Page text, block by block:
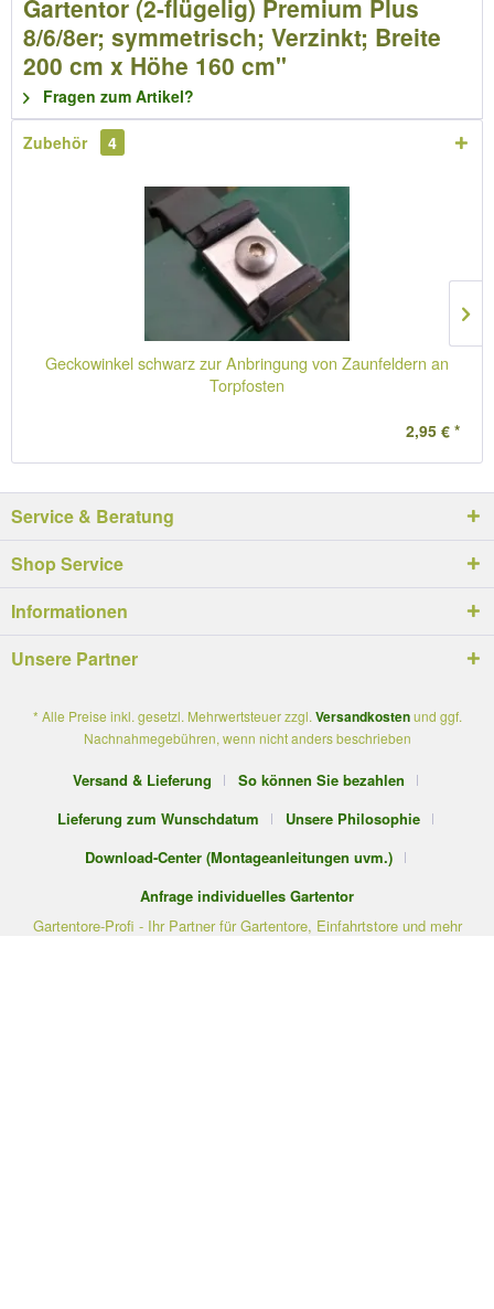
Gartentor (2-flügelig) Premium Plus
8/6/8er; symmetrisch; Verzinkt; Breite
200 cm x Höhe 160 cm"
Fragen zum Artikel?
Zubehör 4
Geckowinkel schwarz zur Anbringung von Zaunfeldern an
Torpfosten
2,95 € *
Service & Beratung
Shop Service
Informationen
Unsere Partner
* Alle Preise inkl. gesetzl. Mehrwertsteuer zzgl. Versandkostenund ggf.
Nachnahmegebühren, wenn nicht anders beschrieben
Versand & Lieferung
So können Sie bezahlen
Lieferung zum Wunschdatum
Unsere Philosophie
Download-Center (Montageanleitungen uvm.)
Anfrage individuelles Gartentor
Gartentore-Profi - Ihr Partner für Gartentore, Einfahrtstore und mehr